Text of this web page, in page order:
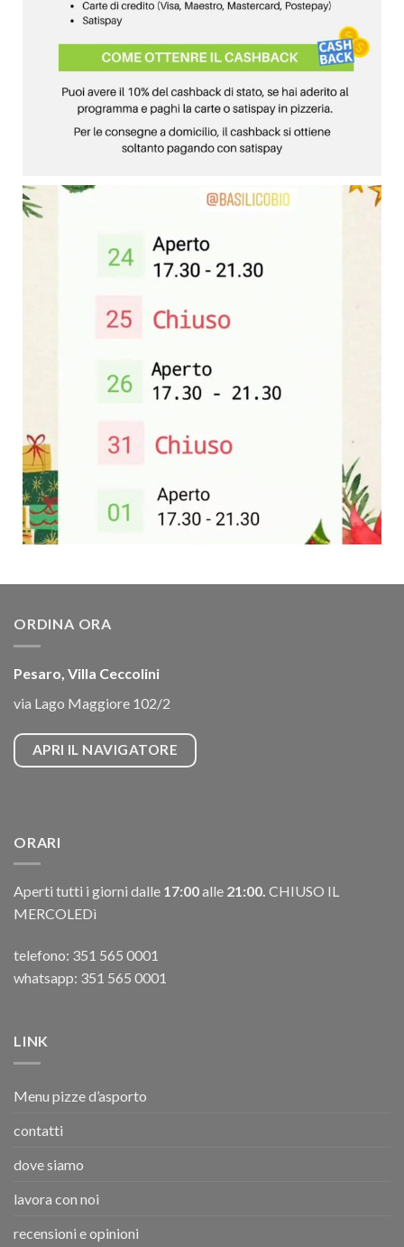
ORDINA ORA
Pesaro, Villa Ceccolini
via Lago Maggiore 102/2
APRI IL NAVIGATORE
ORARI
Aperti tutti i giorni dalle 17:00alle 21:00. CHIUSO IL
MERCOLEDì
telefono: 351 565 0001
whatsapp: 351 565 0001
LINK
Menu pizze d’asporto
contatti
dove siamo
lavora con noi
recensioni e opinioni